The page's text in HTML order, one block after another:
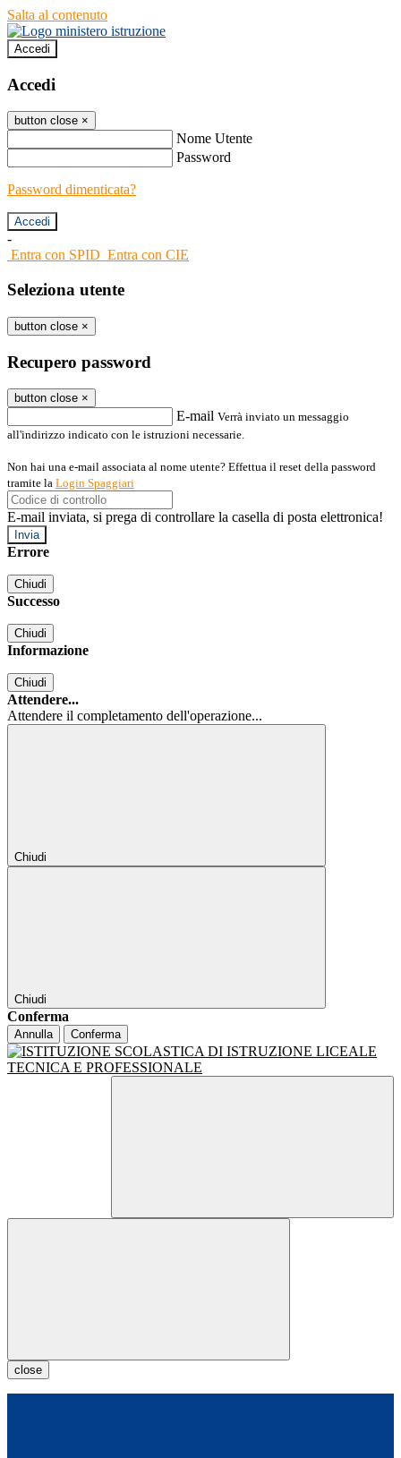
Salta al contenuto
Accedi
Accedi
button close ×
Nome Utente
Password
Password dimenticata?
-
Entra con SPID Entra con CIE
Seleziona utente
button close ×
Recupero password
button close ×
E-mail Verrà inviato un messaggio
all'indirizzo indicato con le istruzioni necessarie.
Non hai una e-mail associata al nome utente? Effettua il reset della password
tramite la Login Spaggiari
E-mail inviata, si prega di controllare la casella di posta elettronica!
Errore
Chiudi
Successo
Chiudi
Informazione
Chiudi
Attendere...
Attendere il completamento dell'operazione...
Chiudi
Chiudi
Conferma
Annulla Conferma
close